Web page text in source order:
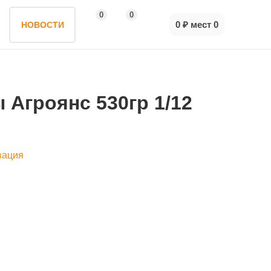
НОВОСТИ
0 0
0 ₽ мест0
530гр 1/12